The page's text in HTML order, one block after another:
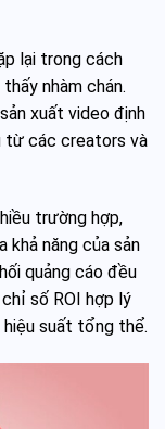
lại trong cách
nhàm chán.
xuất video định
từ các creators và
trường hợp,
khả năng của sản
quảng cáo đều
số ROI hợp lý
suất tổng thể.